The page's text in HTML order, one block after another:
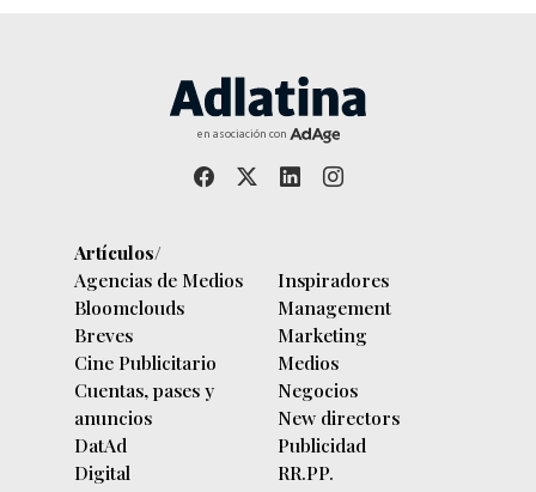
en asociación con
Artículos/
Agencias de Medios
Bloomclouds
Breves
Cine Publicitario
Cuentas, pases y
anuncios
DatAd
Digital
Inspiradores
Management
Marketing
Medios
Negocios
New directors
Publicidad
RR.PP.